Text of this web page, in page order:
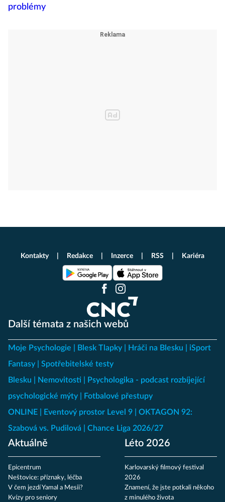
Další témata z našich webů
Moje Psychologie Blesk Tlapky Hráči na Blesku
iSport
Fantasy
Spotřebitelské testy
Blesku
Nemovitosti
Psychologika - podcast rozbíjející
psychologické mýty
Fotbalové přestupy
ONLINE
Eventový prostor Level 9
OKTAGON 92:
Szabová vs. Pudilová
Chance Liga 2026/27
Aktuálně
Epicentrum
Neštovice: příznaky, léčba
V čem jezdí Yamal a Mesii?
Kvízy pro seniory
Léto 2026
Karlovarský filmový festival
2026
Znamení, že jste potkali někoho
z minulého života
Kontakty Redakce Inzerce RSS Kariéra